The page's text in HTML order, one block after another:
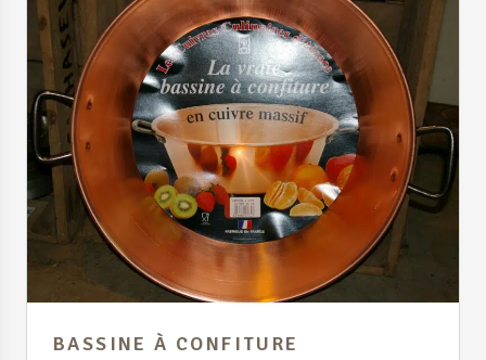
BASSINE À CONFITURE